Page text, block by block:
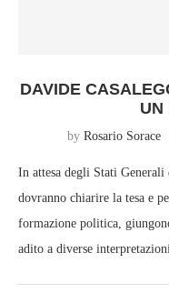
DAVIDE
UN
by Rosario Sorace
In attesa degli Stati
dovranno chiarire la tesa e
formazione politica,
adito a diverse